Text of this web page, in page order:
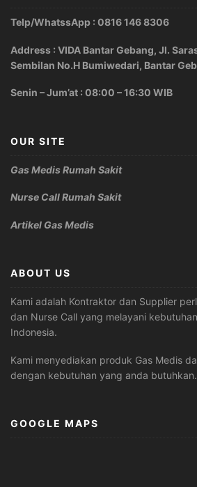
Telp/WhatssApp : 0816 146 8306
Address : VIDA Bantar Gebang, Jl.
Sembilan No.H Bumiwedari, Bantar
Senin – Jum’at : 08:00 – 16:30 WIB
OUR SITE
Gas Medis Rumah Sakit
Nurse Call Rumah Sakit
Artikel Gas Medis
ABOUT US
Kami adalah Kontraktor dan Supplier
dan Nurse Call yang melayani
Indonesia.
Kami menyediakan produk Gas Medis
dengan kebutuhan yang anda butuhkan.
GOOGLE MAPS